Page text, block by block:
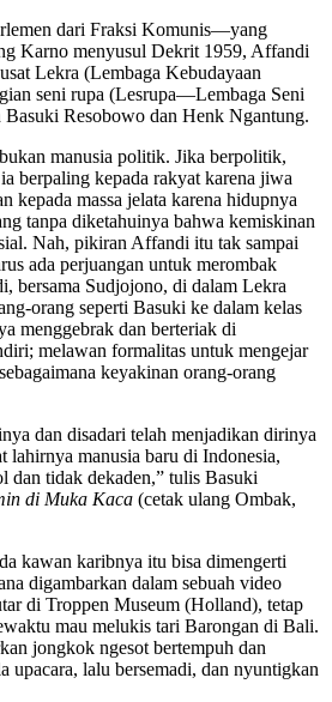
dari Fraksi Komunis—yang
Karno menyusul Dekrit 1959, Affandi
Lekra (Lembaga Kebudayaan
seni rupa (Lesrupa—Lembaga Seni
Basuki Resobowo dan Henk Ngantung.
manusia politik. Jika berpolitik,
berpaling kepada rakyat karena jiwa
kepada massa jelata karena hidupnya
tanpa diketahuinya bahwa kemiskinan
Nah, pikiran Affandi itu tak sampai
ada perjuangan untuk merombak
bersama Sudjojono, di dalam Lekra
orang seperti Basuki ke dalam kelas
menggebrak dan berteriak di
melawan formalitas untuk mengejar
keyakinan orang-orang
dan disadari telah menjadikan dirinya
lahirnya manusia baru di Indonesia,
dan tidak dekaden,” tulis Basuki
di Muka Kaca (cetak ulang Ombak,
kawan karibnya itu bisa dimengerti
digambarkan dalam sebuah video
di Troppen Museum (Holland), tetap
mau melukis tari Barongan di Bali.
jongkok ngesot bertempuh dan
upacara, lalu bersemadi, dan nyuntigkan